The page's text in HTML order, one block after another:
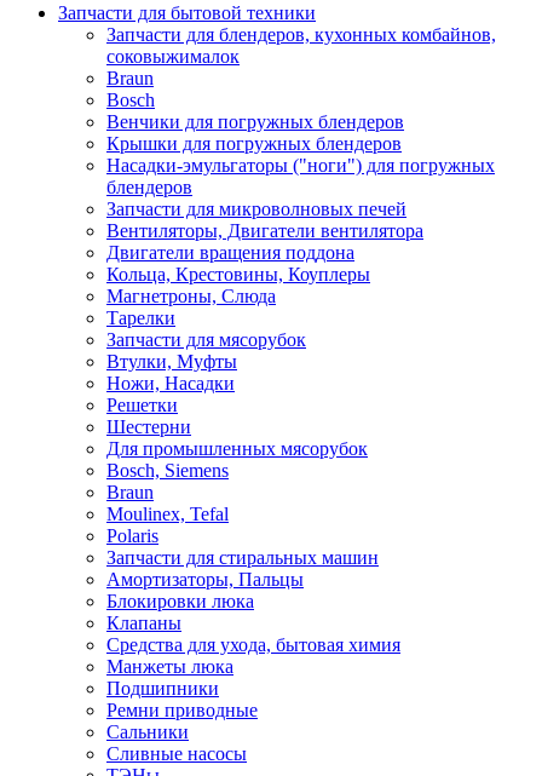
Запчасти для бытовой техники
Запчасти для блендеров, кухонных комбайнов,
соковыжималок
Braun
Bosch
Венчики для погружных блендеров
Крышки для погружных блендеров
Насадки-эмульгаторы ("ноги") для погружных
блендеров
Запчасти для микроволновых печей
Вентиляторы, Двигатели вентилятора
Двигатели вращения поддона
Кольца, Крестовины, Коуплеры
Магнетроны, Слюда
Тарелки
Запчасти для мясорубок
Втулки, Муфты
Ножи, Насадки
Решетки
Шестерни
Для промышленных мясорубок
Bosch, Siemens
Braun
Moulinex, Tefal
Polaris
Запчасти для стиральных машин
Амортизаторы, Пальцы
Блокировки люка
Клапаны
Средства для ухода, бытовая химия
Манжеты люка
Подшипники
Ремни приводные
Сальники
Сливные насосы